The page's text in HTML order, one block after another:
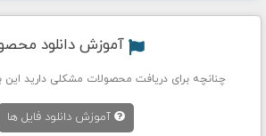
آموزش دانلود
چنانچه برای دریافت محصولات مشکلی دارید
آموزش دانلود فایل ها